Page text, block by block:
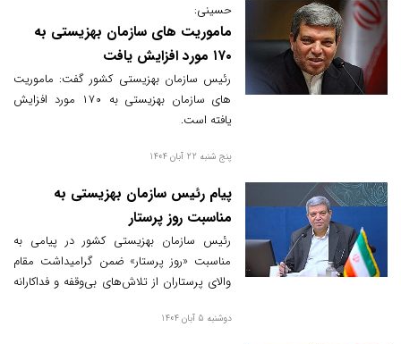
مورد نیاز به‌زودی اعلام می‌شود.
حسینی:
ماموریت های سازمان بهزیستی به
۱۷۰ مورد افزایش یافت
رئیس سازمان بهزیستی کشور گفت: ماموریت
های سازمان بهزیستی به ۱۷۰ مورد افزایش
یافته است.
پنج شنبه 22 آبان 1404
پیام رئیس سازمان بهزیستی به
مناسبت روز پرستار
رئیس سازمان بهزیستی کشور در پیامی به
مناسبت «روز پرستار» ضمن گرامیداشت مقام
والای پرستاران از تلاش‌های بی‌وقفه و فداکارانه
توان‌یابان تقدیر کرد.
دوشنبه 5 آبان 1404